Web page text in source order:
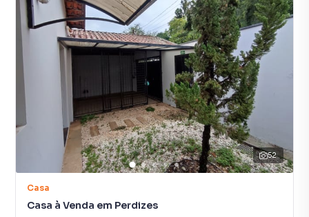
52
Casa
Casa à Venda em Perdizes